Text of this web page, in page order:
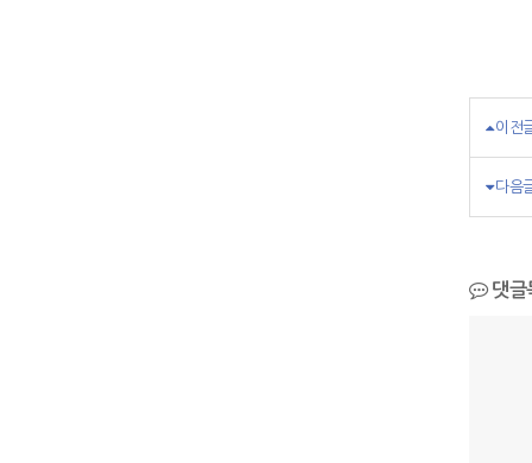
이전
다음
댓글